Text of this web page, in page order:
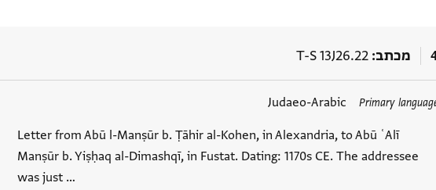
מכתב T-S 13J26.22
Primary
Judaeo-Arabic
Letter from Abū l-Manṣūr b. Ṭāhir al-Kohen, in Alexandria, to Abū ʿAlī
Manṣūr b. Yiṣḥaq al-Dimashqī, in Fustat. Dating: 1170s CE. The addressee
was just …